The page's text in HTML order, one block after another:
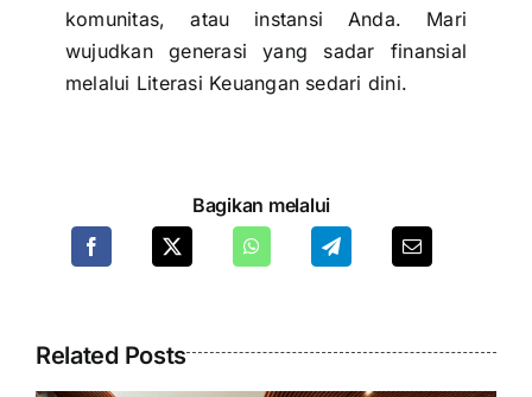
komunitas, atau instansi Anda. Mari
wujudkan generasi yang sadar finansial
melalui Literasi Keuangan sedari dini.
Bagikan melalui
Related Posts